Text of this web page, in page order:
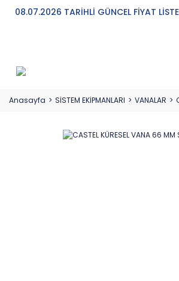
08.07.2026 TARİHLİ GÜNCEL FİYAT
Anasayfa SİSTEM EKİPMANLARI VANALAR